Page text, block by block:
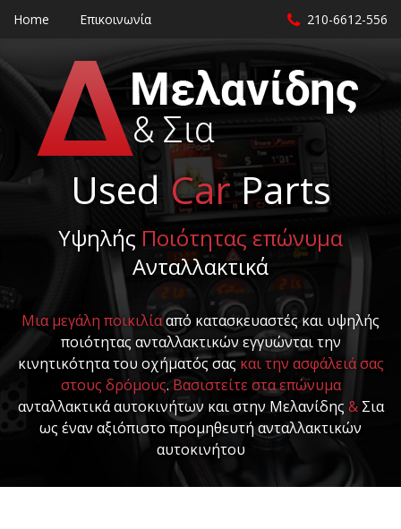
Home Επικοινωνία 210-6612-556
Used CarParts
Υψηλής Ποιότητας επώνυμα
Ανταλλακτικά
Μια μεγάλη ποικιλίααπό κατασκευαστές και υψηλής
ποιότητας ανταλλακτικών εγγυώνται την
κινητικότητα του οχήματός σας και την ασφάλειά σας
στους δρόμους. Βασιστείτε στα επώνυμα
ανταλλακτικά αυτοκινήτων και στην Μελανίδης & Σια
ως έναν αξιόπιστο προμηθευτή ανταλλακτικών
αυτοκινήτου